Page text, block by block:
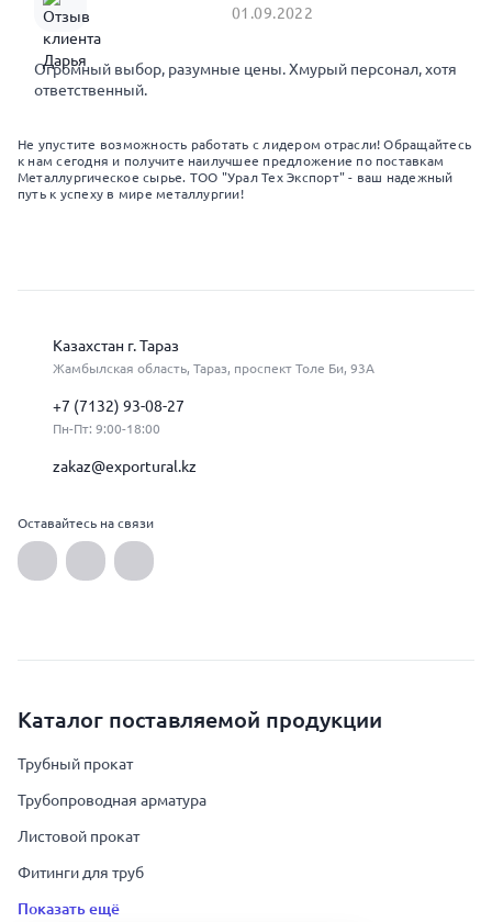
01.09.2022
Огромный выбор, разумные цены. Хмурый персонал, хотя
ответственный.
Не упустите возможность работать с лидером отрасли! Обращайтесь
к нам сегодня и получите наилучшее предложение по поставкам
Металлургическое сырье. ТОО "Урал Тех Экспорт" - ваш надежный
путь к успеху в мире металлургии!
Казахстан г. Тараз
Жамбылская область, Тараз, проспект Толе Би, 93А
+7 (7132) 93-08-27
Пн-Пт: 9:00-18:00
zakaz@exportural.kz
Оставайтесь на связи
Каталог поставляемой продукции
Трубный прокат
Трубопроводная арматура
Листовой прокат
Фитинги для труб
Показать ещё